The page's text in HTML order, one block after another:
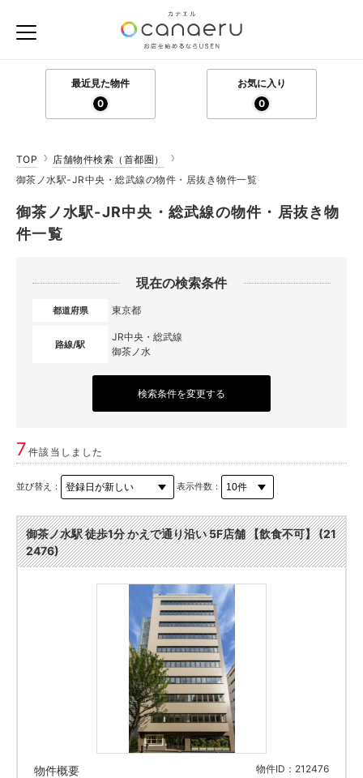
最近見た物件
0
お気に入り
0
TOP
店舗物件検索（首都圏）
御茶ノ水駅-JR中央・総武線の物件・居抜き物件一覧
御茶ノ水駅-JR中央・総武線の物件・居抜き物
件一覧
現在の検索条件
都道府県 東京都
路線/駅
JR中央・総武線
御茶ノ水
検索条件を変更する
7件該当しました
並び替え： 表示件数：
御茶ノ水駅 徒歩1分 かえで通り沿い 5F店舗 【飲食不可】 (21
2476)
物件概要 物件ID：212476